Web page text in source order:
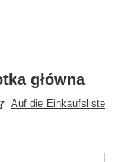
główna
Auf die Einkaufsliste